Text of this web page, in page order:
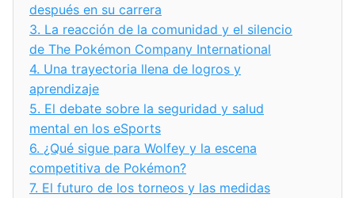
después en su carrera
3. La reacción de la comunidad y el silencio
de The Pokémon Company International
4. Una trayectoria llena de logros y
aprendizaje
5. El debate sobre la seguridad y salud
mental en los eSports
6. ¿Qué sigue para Wolfey y la escena
competitiva de Pokémon?
7. El futuro de los torneos y las medidas